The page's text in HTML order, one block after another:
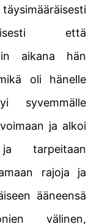
että
aikana hän
oli hänelle
syvemmälle
ja alkoi
tarpeitaan
rajoja ja
ääneensä
välinen,